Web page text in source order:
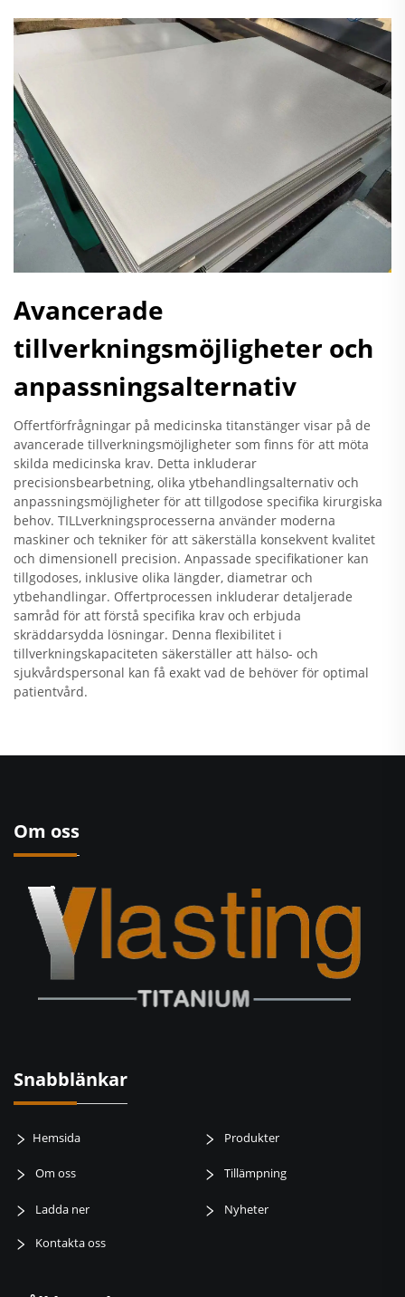
Avancerade
tillverkningsmöjligheter och
anpassningsalternativ
Offertförfrågningar på medicinska titanstänger visar på de
avancerade tillverkningsmöjligheter som finns för att möta
skilda medicinska krav. Detta inkluderar
precisionsbearbetning, olika ytbehandlingsalternativ och
anpassningsmöjligheter för att tillgodose specifika kirurgiska
behov. TILLverkningsprocesserna använder moderna
maskiner och tekniker för att säkerställa konsekvent kvalitet
och dimensionell precision. Anpassade specifikationer kan
tillgodoses, inklusive olika längder, diametrar och
ytbehandlingar. Offertprocessen inkluderar detaljerade
samråd för att förstå specifika krav och erbjuda
skräddarsydda lösningar. Denna flexibilitet i
tillverkningskapaciteten säkerställer att hälso- och
sjukvårdspersonal kan få exakt vad de behöver för optimal
patientvård.
Om oss
Snabblänkar
Hemsida Produkter
Om oss Tillämpning
Ladda ner Nyheter
Kontakta oss